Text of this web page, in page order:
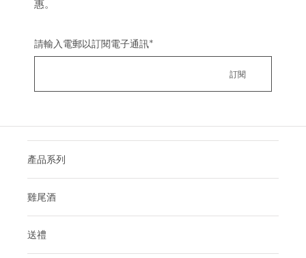
惠。
請輸入電郵以訂閱電子通訊*
產品系列
雞尾酒
送禮